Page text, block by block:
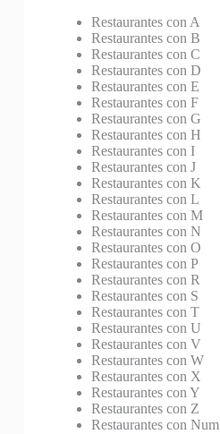
Restaurantes con A
Restaurantes con B
Restaurantes con C
Restaurantes con D
Restaurantes con E
Restaurantes con F
Restaurantes con G
Restaurantes con H
Restaurantes con I
Restaurantes con J
Restaurantes con K
Restaurantes con L
Restaurantes con M
Restaurantes con N
Restaurantes con O
Restaurantes con P
Restaurantes con R
Restaurantes con S
Restaurantes con T
Restaurantes con U
Restaurantes con V
Restaurantes con W
Restaurantes con X
Restaurantes con Y
Restaurantes con Z
Restaurantes con Num